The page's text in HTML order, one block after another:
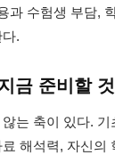
과 수험생 부담,
.
금 준비할 것
는 축이 있다. 기
료 해석력, 자신의